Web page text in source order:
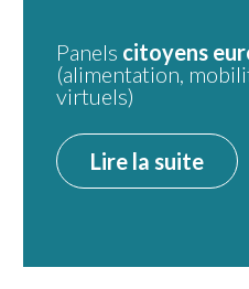
Panels citoyens
(alimentation,
virtuels)
Lire la suite